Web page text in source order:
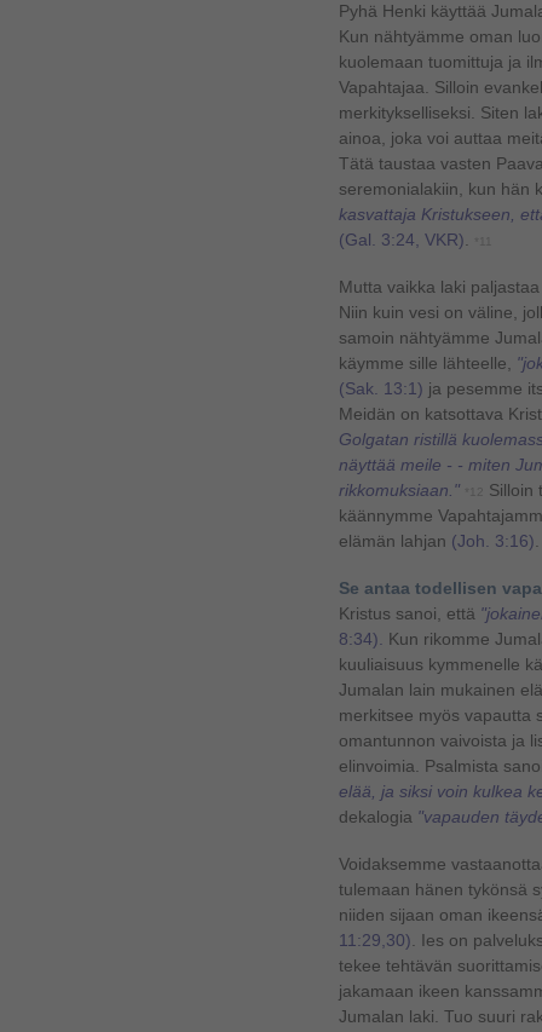
Pyhä Henki käyttää
Kun nähtyämme oman
kuolemaan tuomittuja ja
Vapahtajaa. Silloin
merkitykselliseksi. Siten
ainoa, joka voi auttaa
Tätä taustaa vasten
seremonialakiin, kun hän
kasvattaja Kristukseen,
(Gal. 3:24, VKR)
Mutta vaikka laki
Niin kuin vesi on väline,
samoin nähtyämme
käymme sille lähteelle,
(Sak. 13:1) ja pesemme
Meidän on katsottava
Golgatan ristillä
näyttää meile - - miten
rikkomuksiaan."
Silloin
käännymme
elämän lahjan (Joh. 3:16)
Se antaa todellisen
Kristus sanoi, että
8:34).
Kun rikomme
kuuliaisuus kymmenelle
Jumalan lain mukainen
merkitsee myös vapautta
omantunnon vaivoista ja
elinvoimia. Psalmista
elää, ja siksi voin kulkea
dekalogia "vapauden
Voidaksemme
tulemaan hänen tykönsä
niiden sijaan oman
11:29,30) . Ies on
tekee tehtävän
jakamaan ikeen
Jumalan laki. Tuo suuri